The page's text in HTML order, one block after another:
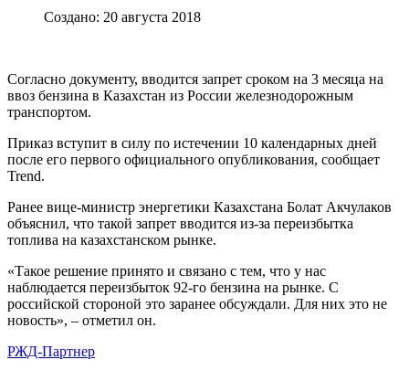
Создано: 20 августа 2018
Согласно документу, вводится запрет сроком на 3 месяца на
ввоз бензина в Казахстан из России железнодорожным
транспортом.
Приказ вступит в силу по истечении 10 календарных дней
после его первого официального опубликования, сообщает
Trend.
Ранее вице-министр энергетики Казахстана Болат Акчулаков
объяснил, что такой запрет вводится из-за переизбытка
топлива на казахстанском рынке.
«Такое решение принято и связано с тем, что у нас
наблюдается переизбыток 92-го бензина на рынке. С
российской стороной это заранее обсуждали. Для них это не
новость», – отметил он.
РЖД-Партнер